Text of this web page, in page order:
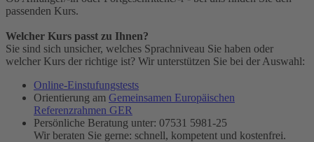
passenden Kurs.
Welcher Kurs passt zu Ihnen?
Sie sind sich unsicher, welches Sprachniveau Sie haben oder
welcher Kurs der richtige ist? Wir unterstützen Sie bei der Auswahl:
Online-Einstufungstests
Orientierung am Gemeinsamen Europäischen
Referenzrahmen GER
Persönliche Beratung unter: 07531 5981-25
Wir beraten Sie gerne: schnell, kompetent und kostenfrei.